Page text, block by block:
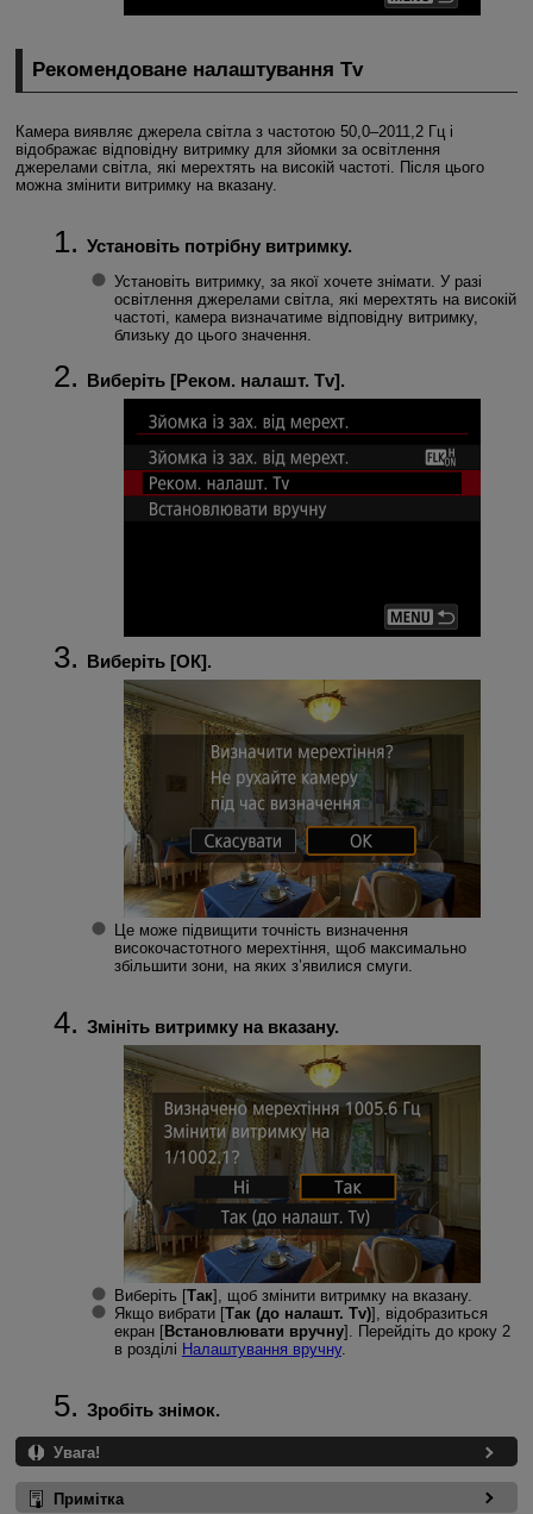
Рекомендоване налаштування Tv
Камера виявляє джерела світла з частотою 50,0–2011,2 Гц і
відображає відповідну витримку для зйомки за освітлення
джерелами світла, які мерехтять на високій частоті. Після цього
можна змінити витримку на вказану.
Установіть потрібну витримку.
Установіть витримку, за якої хочете знімати. У разі
освітлення джерелами світла, які мерехтять на високій
частоті, камера визначатиме відповідну витримку,
близьку до цього значення.
Виберіть [Реком. налашт. Tv].
Виберіть [ОК].
Це може підвищити точність визначення
високочастотного мерехтіння, щоб максимально
збільшити зони, на яких з’явилися смуги.
Змініть витримку на вказану.
Виберіть [Так], щоб змінити витримку на вказану.
Якщо вибрати [Так (до налашт. Tv)], відобразиться
екран [Встановлювати вручну]. Перейдіть до кроку 2
в розділі Налаштування вручну.
Зробіть знімок.
Увага!
Примітка